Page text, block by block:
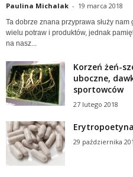
Paulina Michalak - 19 marca 2018
Ta dobrze znana przyprawa służy
wielu potraw i produktów, jednak
na nasz...
Korzeń żeń-
uboczne,
sportowców
27 lutego 2018
29 października